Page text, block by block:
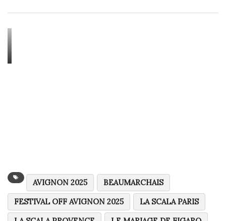
AVIGNON 2025
BEAUMARCHAIS
FESTIVAL OFF AVIGNON 2025
LA SCALA PARIS